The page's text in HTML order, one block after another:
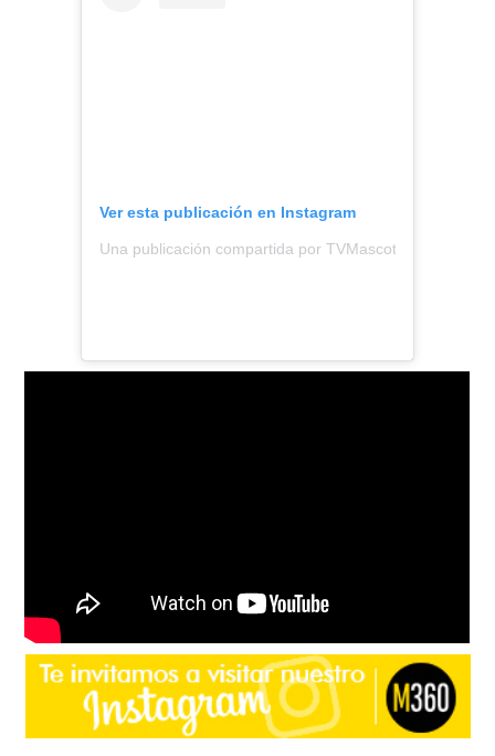
Ver esta publicación en Instagram
Una publicación compartida por TVMascotas